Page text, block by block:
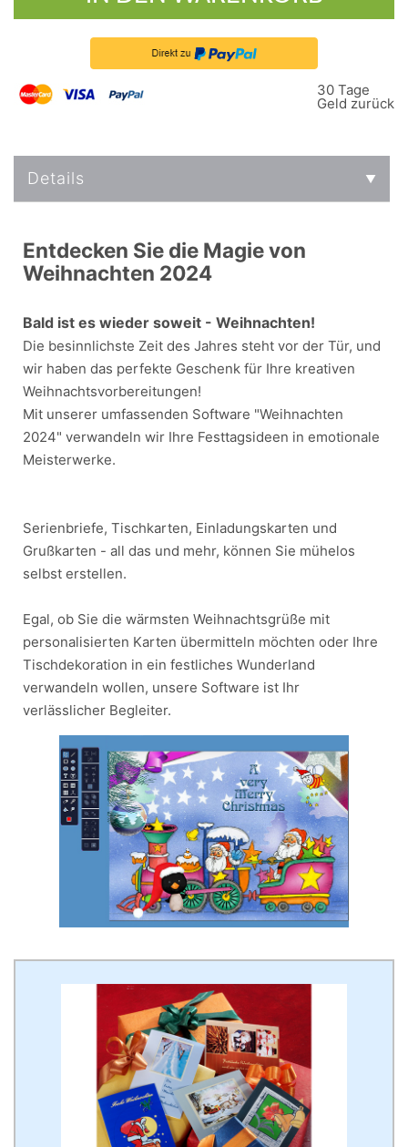
30 Tage
Geld zurück
Details
Entdecken Sie die Magie von
Weihnachten 2024
Bald ist es wieder soweit - Weihnachten!
Die besinnlichste Zeit des Jahres steht vor der Tür, und
wir haben das perfekte Geschenk für Ihre kreativen
Weihnachtsvorbereitungen!
Mit unserer umfassenden Software "Weihnachten
2024" verwandeln wir Ihre Festtagsideen in emotionale
Meisterwerke.
Serienbriefe, Tischkarten, Einladungskarten und
Grußkarten - all das und mehr, können Sie mühelos
selbst erstellen.
Egal, ob Sie die wärmsten Weihnachtsgrüße mit
personalisierten Karten übermitteln möchten oder Ihre
Tischdekoration in ein festliches Wunderland
verwandeln wollen, unsere Software ist Ihr
verlässlicher Begleiter.